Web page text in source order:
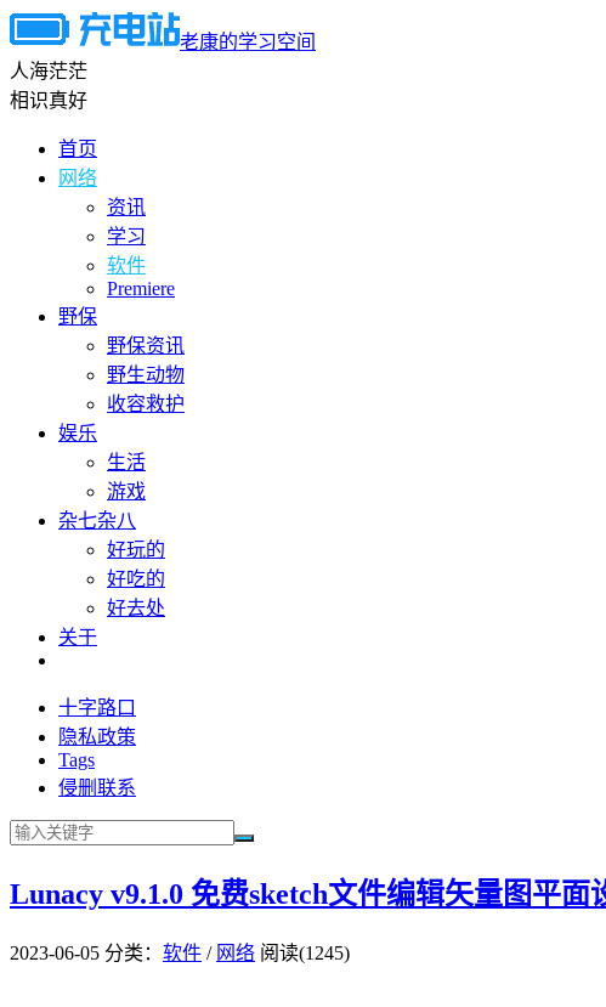
老康的学习空间
人海茫茫
相识真好
首页
网络
资讯
学习
软件
Premiere
野保
野保资讯
野生动物
收容救护
娱乐
生活
游戏
杂七杂八
好玩的
好吃的
好去处
关于
十字路口
隐私政策
Tags
侵删联系
Lunacy v9.1.0 免费sketch文件编辑矢量图平面
2023-06-05 分类： 软件 / 网络 阅读(1245)